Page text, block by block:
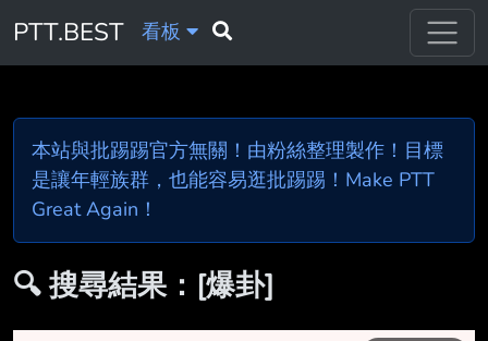
PTT.BEST 看板
本站與批踢踢官方無關！由粉絲整理製作！目標
是讓年輕族群，也能容易逛批踢踢！Make PTT
Great Again！
🔍 搜尋結果：[爆卦]